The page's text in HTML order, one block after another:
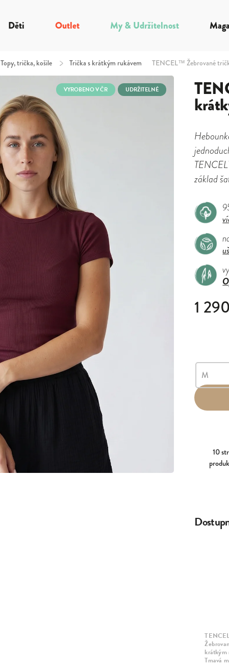
Děti Outlet My & Udržitelnost
Topy, trička, košile / Trička s krátkým rukávem TENCEL™ Žebrované
VYROBENO V ČR UDRŽITELNÉ
základ
1
10
krátkým
Tmavá